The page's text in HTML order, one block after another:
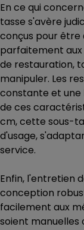
En ce qui
tasse s'avère
conçus pour être
parfaitement
de restauration,
manipuler. Les
constante et une
de ces
cm, cette sous-
d'usage,
service.
Enfin, l'entretien
conception
facilement aux
soient manuelles